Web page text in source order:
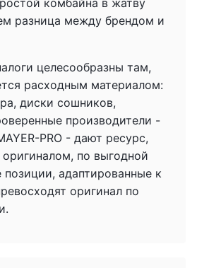
комбайна в жатву
разница между брендом и
целесообразны там,
расходным материалом:
диски сошников,
производители -
PRO - дают ресурс,
по выгодной
адаптированные к
оригинал по